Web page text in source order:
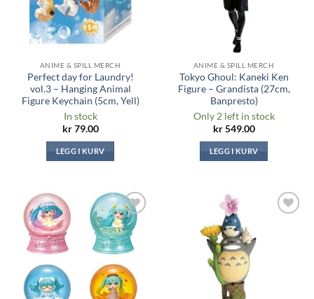
ANIME & SPILL MERCH
Perfect day for Laundry!
vol.3 – Hanging Animal
Figure Keychain (5cm, Yell)
In stock
kr79.00
LEGG I KURV
ANIME & SPILL MERCH
Tokyo Ghoul: Kaneki Ken
Figure – Grandista (27cm,
Banpresto)
Only 2 left in stock
kr549.00
LEGG I KURV
Legg til i
ønskeliste